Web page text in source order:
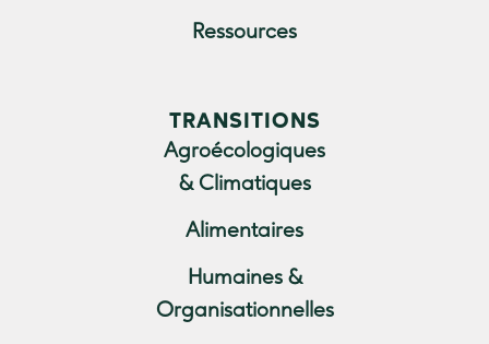
Ressources
TRANSITIONS
Agroécologiques
& Climatiques
Alimentaires
Humaines &
Organisationnelles